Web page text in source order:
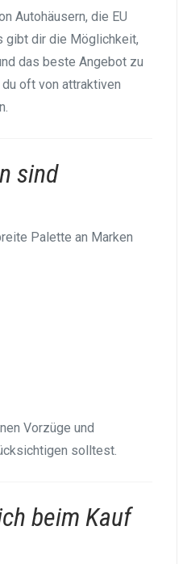
Autohäusern, die EU
gibt dir die Möglichkeit,
das beste Angebot zu
oft von attraktiven
sind
Palette an Marken
Vorzüge und
solltest.
beim Kauf